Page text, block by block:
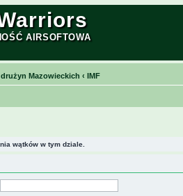
AIRSOFTOWA
Mazowieckich ‹ IMF
wątków w tym dziale.